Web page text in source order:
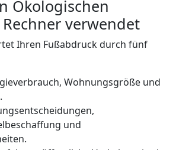
Ökologischen
verwendet
Ihren Fußabdruck durch fünf
Wohnungsgröße und
und